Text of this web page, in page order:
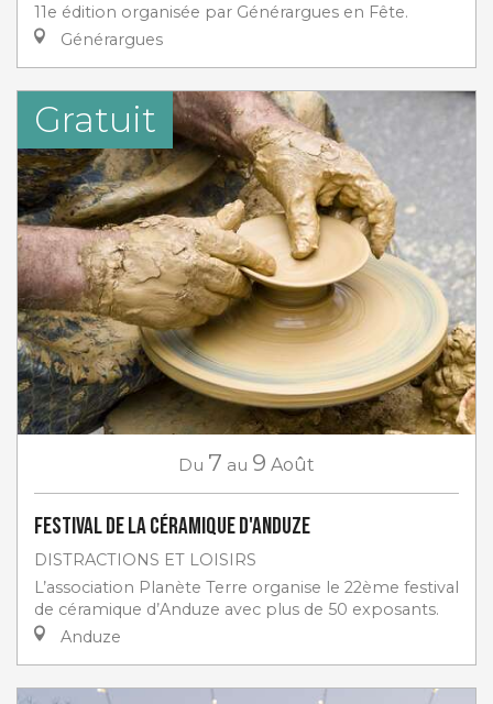
11e édition organisée par Générargues en Fête.
Générargues
Gratuit
Du 7 au 9 Août
Festival de la céramique d'Anduze
DISTRACTIONS ET LOISIRS
L’association Planète Terre organise le 22ème festival
de céramique d’Anduze avec plus de 50 exposants.
Anduze